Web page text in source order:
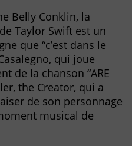
Belly Conklin, la
Taylor Swift est un
que “c’est dans le
qui joue
de la chanson “ARE
the Creator, qui a
de son personnage
musical de